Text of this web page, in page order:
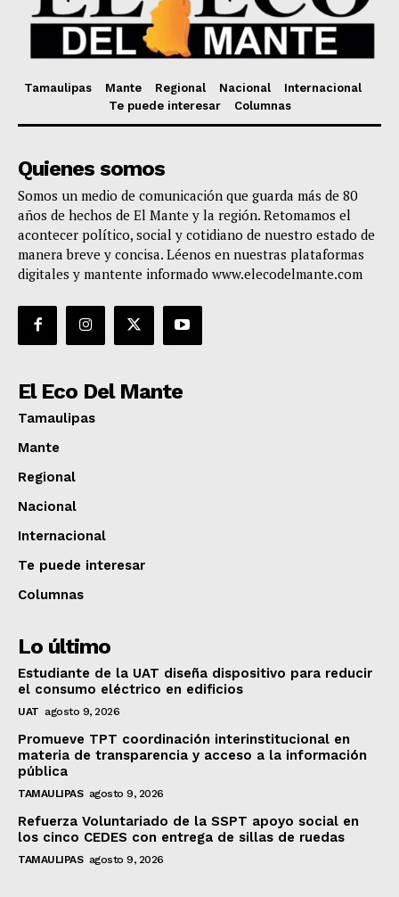
Tamaulipas Mante Regional Nacional
Internacional
Te puede interesar
Columnas
Quienes somos
Somos un medio de comunicación que guarda más de 80
años de hechos de El Mante y la región. Retomamos el
acontecer político, social y cotidiano de nuestro estado de
manera breve y concisa. Léenos en nuestras plataformas
digitales y mantente informado www.elecodelmante.com
El Eco Del Mante
Tamaulipas
Mante
Regional
Nacional
Internacional
Te puede interesar
Columnas
Lo último
Estudiante de la UAT diseña dispositivo para reducir
el consumo eléctrico en edificios
UAT agosto 9, 2026
Promueve TPT coordinación interinstitucional en
materia de transparencia y acceso a la información
pública
TAMAULIPAS agosto 9, 2026
Refuerza Voluntariado de la SSPT apoyo social en
los cinco CEDES con entrega de sillas de ruedas
TAMAULIPAS agosto 9, 2026